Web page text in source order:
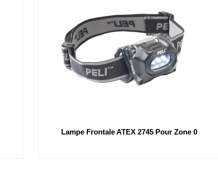
Lampe Frontale ATEX 2745 Pour Zone 0